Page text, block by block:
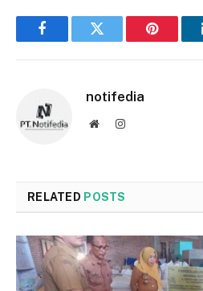
FacebookTwitter Pinterest
notifedia
WebsiteInstagram
RELATED POSTS